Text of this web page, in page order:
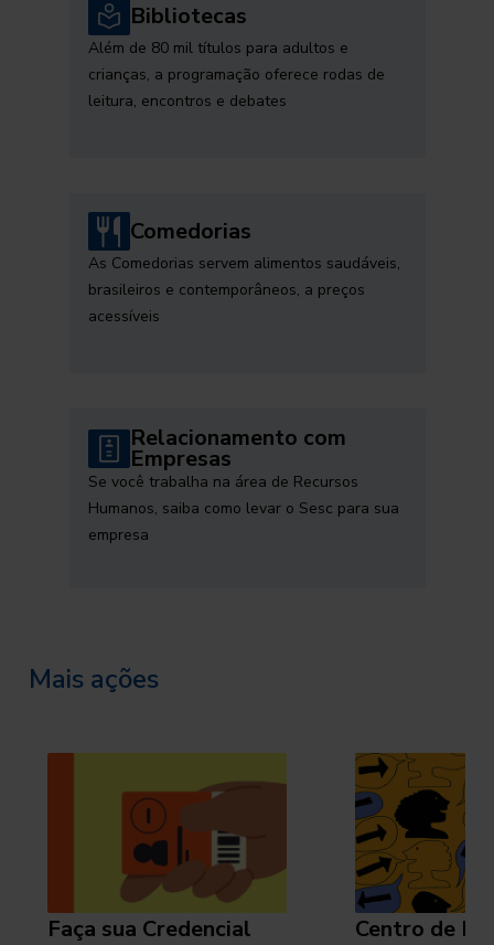
Bibliotecas
Além de 80 mil títulos para adultos e
crianças, a programação oferece rodas de
leitura, encontros e debates
Comedorias
As Comedorias servem alimentos saudáveis,
brasileiros e contemporâneos, a preços
acessíveis
Relacionamento com
Empresas
Se você trabalha na área de Recursos
Humanos, saiba como levar o Sesc para sua
empresa
Mais ações
Faça sua Credencial
Centro de